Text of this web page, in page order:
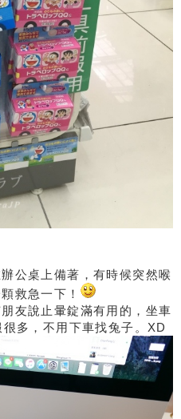
公桌上備著，有時候突然喉
救急一下！
友說止暈錠滿有用的，坐車
多，不用下車找兔子。XD